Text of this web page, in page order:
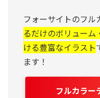
フォーサイトのフル
るだけのボリュー
ける豊富なイラスト
ます！
フルカラー